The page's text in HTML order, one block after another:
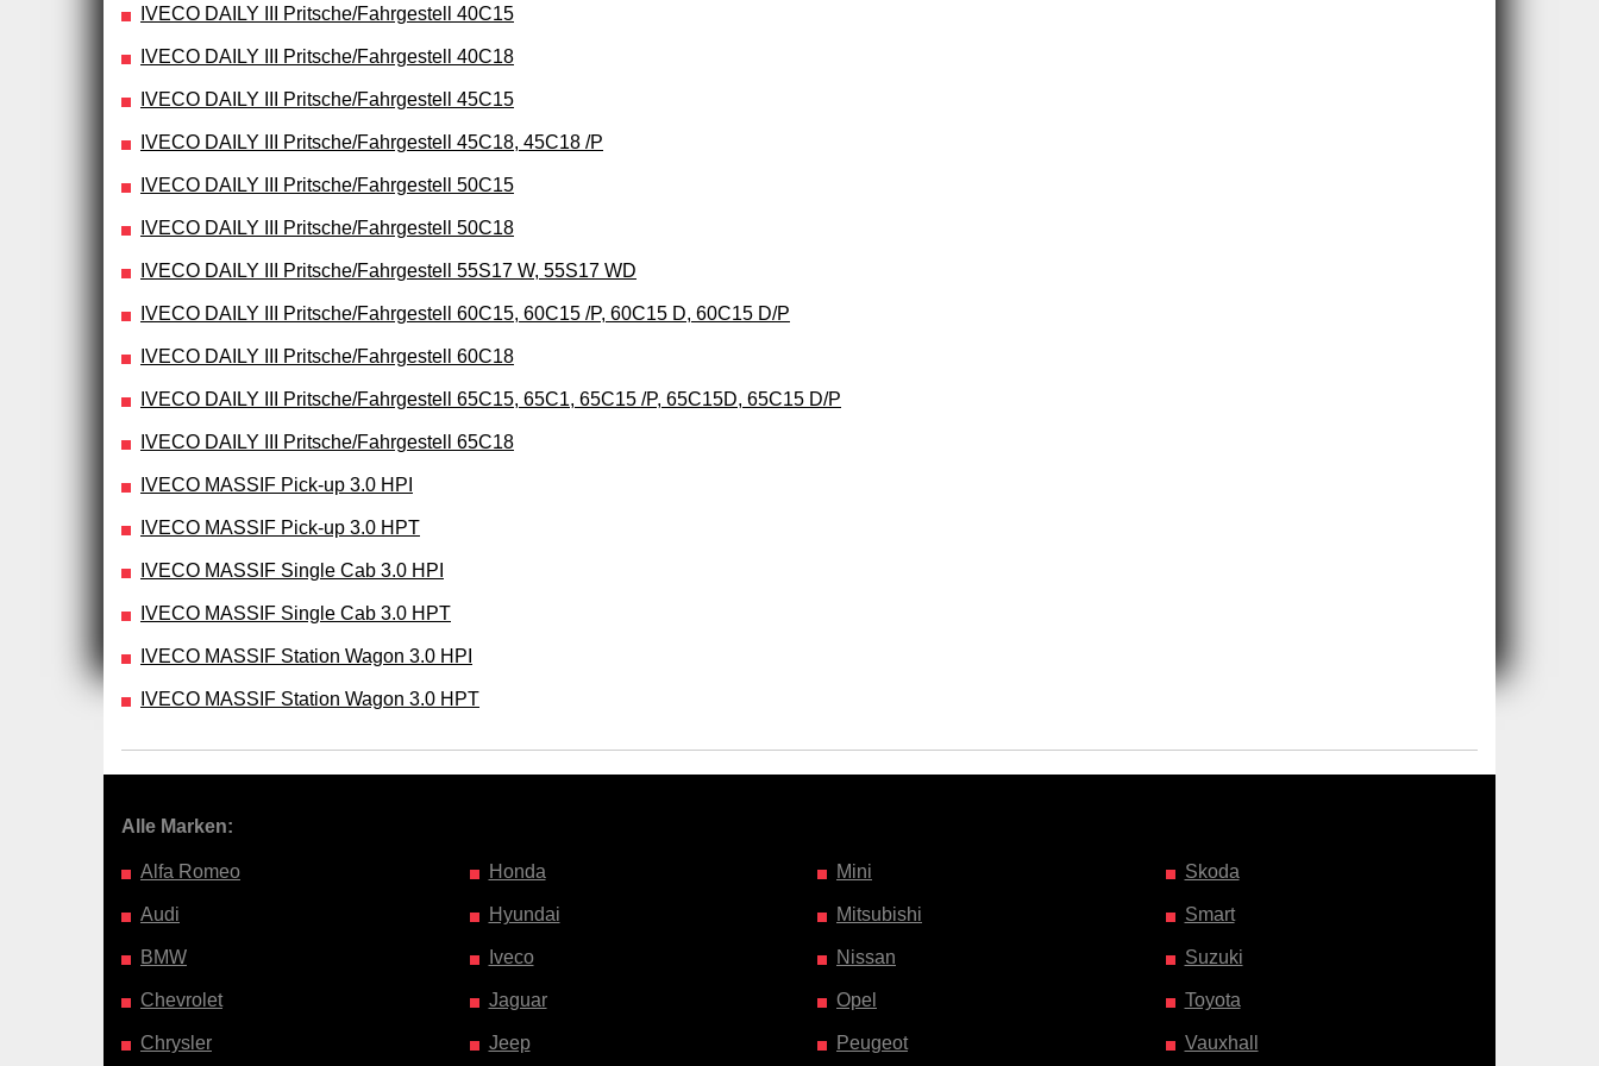
IVECO DAILY III Pritsche/Fahrgestell 40C15
IVECO DAILY III Pritsche/Fahrgestell 40C18
IVECO DAILY III Pritsche/Fahrgestell 45C15
IVECO DAILY III Pritsche/Fahrgestell 45C18, 45C18 /P
IVECO DAILY III Pritsche/Fahrgestell 50C15
IVECO DAILY III Pritsche/Fahrgestell 50C18
IVECO DAILY III Pritsche/Fahrgestell 55S17 W, 55S17 WD
IVECO DAILY III Pritsche/Fahrgestell 60C15, 60C15 /P, 60C15 D, 60C15 D/P
IVECO DAILY III Pritsche/Fahrgestell 60C18
IVECO DAILY III Pritsche/Fahrgestell 65C15, 65C1, 65C15 /P, 65C15D, 65C15 D/P
IVECO DAILY III Pritsche/Fahrgestell 65C18
IVECO MASSIF Pick-up 3.0 HPI
IVECO MASSIF Pick-up 3.0 HPT
IVECO MASSIF Single Cab 3.0 HPI
IVECO MASSIF Single Cab 3.0 HPT
IVECO MASSIF Station Wagon 3.0 HPI
IVECO MASSIF Station Wagon 3.0 HPT
Alle Marken:
Alfa Romeo
Audi
BMW
Chevrolet
Chrysler
Honda
Hyundai
Iveco
Jaguar
Jeep
Mini
Mitsubishi
Nissan
Opel
Peugeot
Skoda
Smart
Suzuki
Toyota
Vauxhall